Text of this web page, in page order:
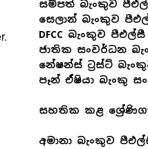
.
සම්පත් බැංකුව පීඑල්සී
සෙලාන් බැංකුව
DFCC බැංකුව පීඑල්සී
ජාතික සංවර්ධන
නේෂන්ස් ට්‍රස්ට්
පෑන් ඒෂියා බැංකු
සහතික කළ
අමානා බැංකුව